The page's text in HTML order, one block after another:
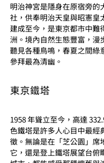
明治神宮是隱身在原宿旁的
社，供奉明治天皇與昭憲皇
建成至今，是東京都市中難
洲。境內自然生態豐富，漫
聽見各種鳥鳴，春夏之間綠
參拜最為清幽。
東京鐵塔
1958 年聳立至今，高達
色鐵塔是許多人心目中最經
徵。無論是在「芝公園」席
它，還是登上鐵塔展望台俯